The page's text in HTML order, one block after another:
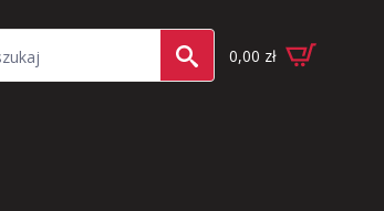
for:
0,00 zł